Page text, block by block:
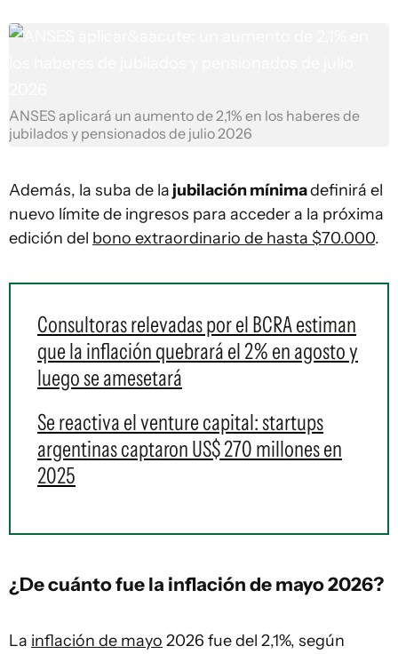
ANSES aplicará un aumento de 2,1% en los haberes de
jubilados y pensionados de julio 2026
Además, la suba de la jubilación mínimadefinirá el
nuevo límite de ingresos para acceder a la próxima
edición del bono extraordinario de hasta $70.000.
Consultoras relevadas por el BCRA estiman
que la inflación quebrará el 2% en agosto y
luego se amesetará
Se reactiva el venture capital: startups
argentinas captaron US$ 270 millones en
2025
¿De cuánto fue la inflación de mayo 2026?
La inflación de mayo 2026 fue del 2,1%, según